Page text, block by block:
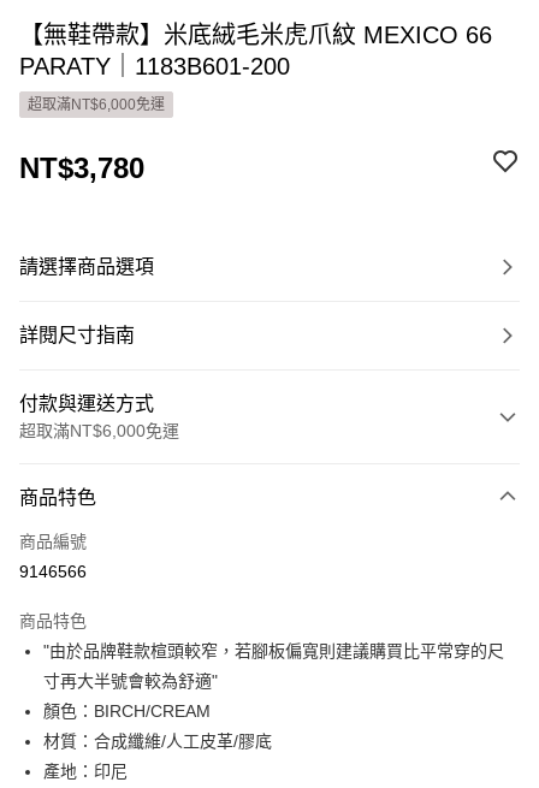
【無鞋帶款】米底絨毛米虎爪紋 MEXICO 66
PARATY｜1183B601-200
超取滿NT$6,000免運
NT$3,780
請選擇商品選項
詳閱尺寸指南
付款與運送方式
超取滿NT$6,000免運
信用卡一次付款
超商取貨付款
Apple Pay
ATM付款
運送方式
商品特色
商品編號
9146566
商品特色
"由於品牌鞋款楦頭較窄，若腳板偏寬則建議購買比平常穿的尺
寸再大半號會較為舒適"
顏色：BIRCH/CREAM
材質：合成纖維/人工皮革/膠底
產地：印尼